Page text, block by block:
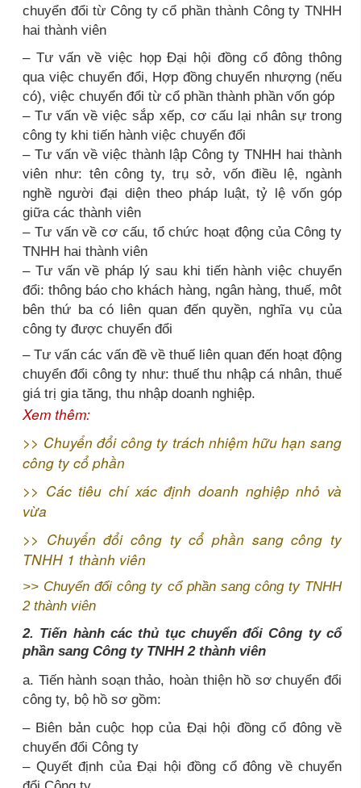
chuyển đổi từ Công ty cổ phần thành Công ty TNHH
hai thành viên
– Tư vấn về việc họp Đại hội đồng cổ đông thông
qua việc chuyển đổi, Hợp đồng chuyển nhượng (nếu
có), việc chuyển đổi từ cổ phần thành phần vốn góp
– Tư vấn về việc sắp xếp, cơ cấu lại nhân sự trong
công ty khi tiến hành việc chuyển đổi
– Tư vấn về việc thành lập Công ty TNHH hai thành
viên như: tên công ty, trụ sở, vốn điều lệ, ngành
nghề người đại diện theo pháp luật, tỷ lệ vốn góp
giữa các thành viên
– Tư vấn về cơ cấu, tổ chức hoạt động của Công ty
TNHH hai thành viên
– Tư vấn về pháp lý sau khi tiến hành việc chuyển
đổi: thông báo cho khách hàng, ngân hàng, thuế, môt
bên thứ ba có liên quan đến quyền, nghĩa vụ của
công ty được chuyển đổi
– Tư vấn các vấn đề về thuế liên quan đến hoạt động
chuyển đổi công ty như: thuế thu nhập cá nhân, thuế
giá trị gia tăng, thu nhập doanh nghiệp.
Xem thêm:
>> Chuyển đổi công ty trách nhiệm hữu hạn sang
công ty cổ phần
>> Các tiêu chí xác định doanh nghiệp nhỏ và
vừa
>> Chuyển đổi công ty cổ phần sang công ty
TNHH 1 thành viên
>> Chuyển đổi công ty cổ phần sang công ty TNHH
2 thành viên
2. Tiến hành các thủ tục chuyển đổi Công ty cổ
phần sang Công ty TNHH 2 thành viên
a. Tiến hành soạn thảo, hoàn thiện hồ sơ chuyển đổi
công ty, bộ hồ sơ gồm:
– Biên bản cuộc họp của Đại hội đồng cổ đông về
chuyển đổi Công ty
– Quyết định của Đại hội đồng cổ đông về chuyển